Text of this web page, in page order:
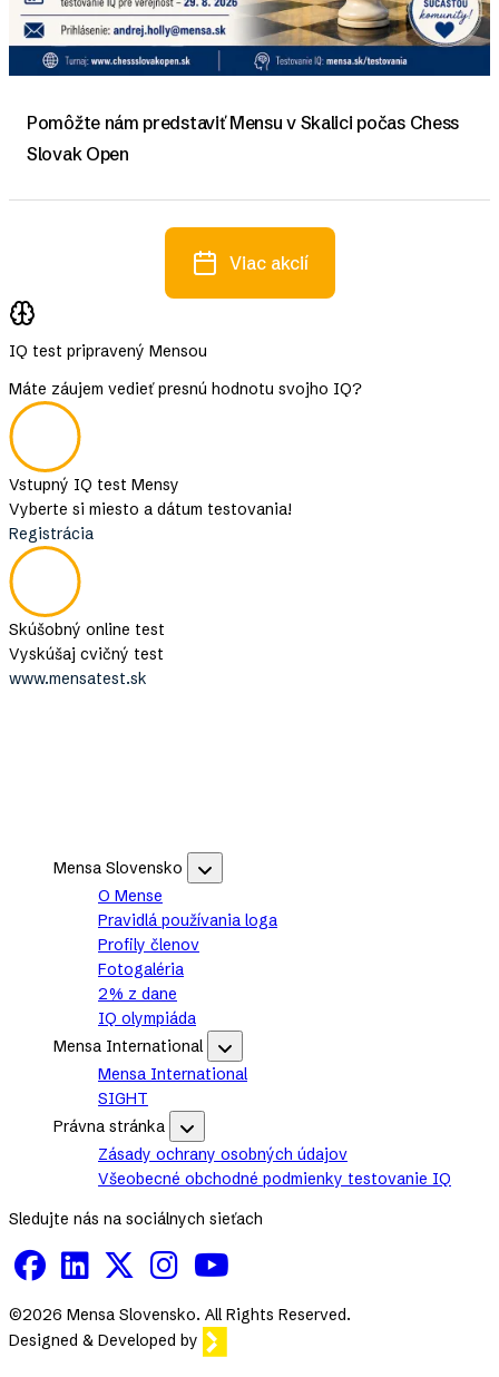
Pomôžte nám predstaviť Mensu v Skalici počas Chess
Slovak Open
Viac akcií
IQ test pripravený Mensou
Máte záujem vedieť presnú hodnotu svojho IQ?
Vstupný IQ test Mensy
Vyberte si miesto a dátum testovania!
Registrácia
Skúšobný online test
Vyskúšaj cvičný test
www.mensatest.sk
FooterMensa Slovensko
Mensa
sub-
navigation
O Mense
Pravidlá používania loga
Profily členov
Fotogaléria
2% z dane
IQ olympiáda
Mensa International
Mensa
International
Mensa International
SIGHT
Právna stránka
Právna
stránka
sub-
Zásady ochrany osobných údajov
Všeobecné obchodné podmienky testovanie IQ
Sledujte nás na sociálnych sieťach
©2026 Mensa Slovensko. All Rights Reserved.
Designed & Developed by